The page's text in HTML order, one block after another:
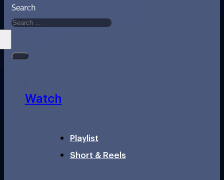
Search
Watch
Playlist
Short & Reels